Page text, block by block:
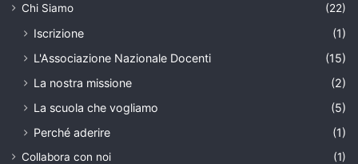
Chi Siamo (22)
Iscrizione
(1)
L'Associazione Nazionale Docenti
(15)
La nostra missione
(2)
La scuola che vogliamo
(5)
Perché aderire
(1)
Collabora con noi
(1)